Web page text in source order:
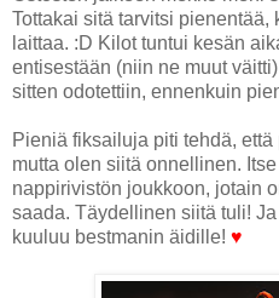
Tottakai sitä tarvitsi
laittaa. :D Kilot tuntui kesän
entisestään (niin ne muut
sitten odotettiin, ennenkuin
Pieniä fiksailuja piti tehdä,
mutta olen siitä onnellinen.
nappirivistön joukkoon, jotain
saada. Täydellinen siitä tuli!
kuuluu bestmanin äidille! ♥